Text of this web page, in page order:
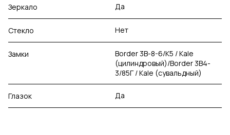
Зеркало Да
Стекло Нет
Замки
Border 3В-8-6/К5 / Kale
(цилиндровый)/Border 3В4-
3/85Г / Kale (сувальдный)
Глазок Да